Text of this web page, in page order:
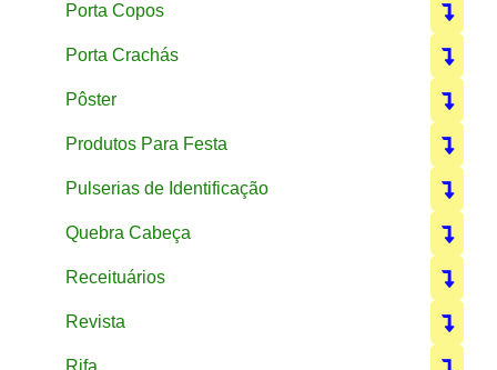
Porta Copos
Porta Crachás
Pôster
Produtos Para Festa
Pulserias de Identificação
Quebra Cabeça
Receituários
Revista
Rifa